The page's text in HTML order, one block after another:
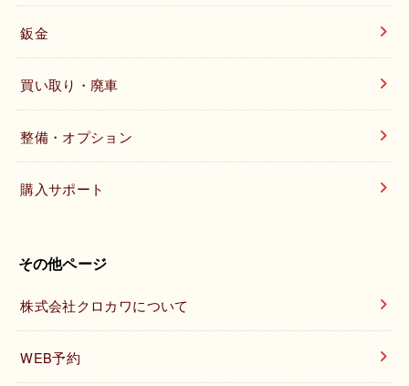
鈑金
買い取り・廃車
整備・オプション
購入サポート
その他ページ
株式会社クロカワについて
WEB予約